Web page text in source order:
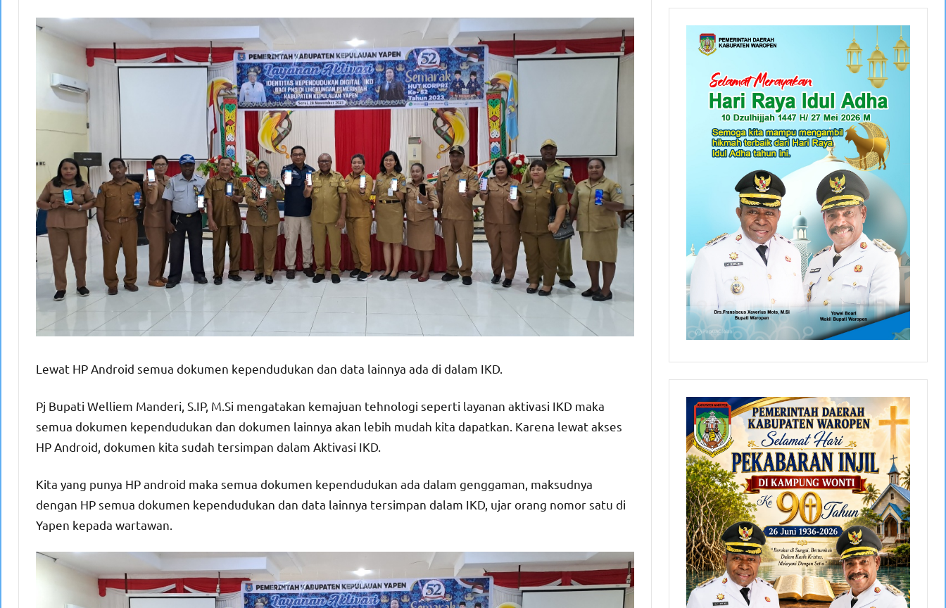
Lewat HP Android semua dokumen kependudukan dan data lainnya ada di dalam IKD.
Pj Bupati Welliem Manderi, S.IP, M.Si mengatakan kemajuan tehnologi seperti layanan aktivasi IKD maka
semua dokumen kependudukan dan dokumen lainnya akan lebih mudah kita dapatkan. Karena lewat akses
HP Android, dokumen kita sudah tersimpan dalam Aktivasi IKD.
Kita yang punya HP android maka semua dokumen kependudukan ada dalam genggaman, maksudnya
dengan HP semua dokumen kependudukan dan data lainnya tersimpan dalam IKD, ujar orang nomor satu di
Yapen kepada wartawan.